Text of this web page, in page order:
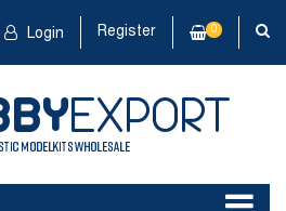
Login Register 0